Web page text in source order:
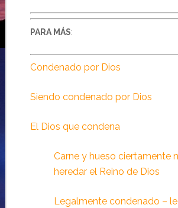
PARA MÁS:
Condenado por Dios
Siendo condenado por Dios
El Dios que condena
Carne y hueso ciertamente
heredar el Reino de Dios
Legalmente condenado –